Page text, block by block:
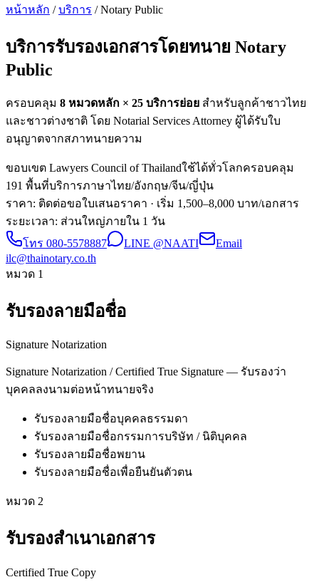
หน้าหลัก / บริการ / Notary Public
บริการรับรองเอกสารโดยทนาย Notary
Public
ครอบคลุม 8 หมวดหลัก × 25 บริการย่อย สำหรับลูกค้าชาวไทย
และชาวต่างชาติ โดย Notarial Services Attorney ผู้ได้รับใบ
อนุญาตจากสภาทนายความ
ขอบเขต Lawyers Council of Thailandใช้ได้ทั่วโลกครอบคลุม
191 พื้นที่บริการภาษาไทย/อังกฤษ/จีน/ญี่ปุ่น
ราคา: ติดต่อขอใบเสนอราคา · เริ่ม 1,500–8,000 บาท/เอกสาร
ระยะเวลา: ส่วนใหญ่ภายใน 1 วัน
โทร 080-5578887 LINE @NAATI
Email
ilc@thainotary.co.th
หมวด 1
รับรองลายมือชื่อ
Signature Notarization
Signature Notarization / Certified True Signature — รับรองว่า
บุคคลลงนามต่อหน้าทนายจริง
รับรองลายมือชื่อบุคคลธรรมดา
รับรองลายมือชื่อกรรมการบริษัท / นิติบุคคล
รับรองลายมือชื่อพยาน
รับรองลายมือชื่อเพื่อยืนยันตัวตน
หมวด 2
รับรองสำเนาเอกสาร
Certified True Copy